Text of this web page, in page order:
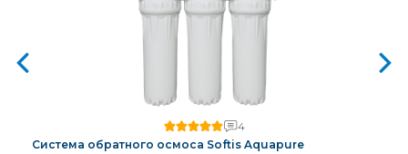
4
Система обратного осмоса Softis Aquapure